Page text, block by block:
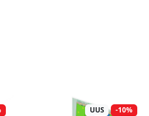
UUS -10%